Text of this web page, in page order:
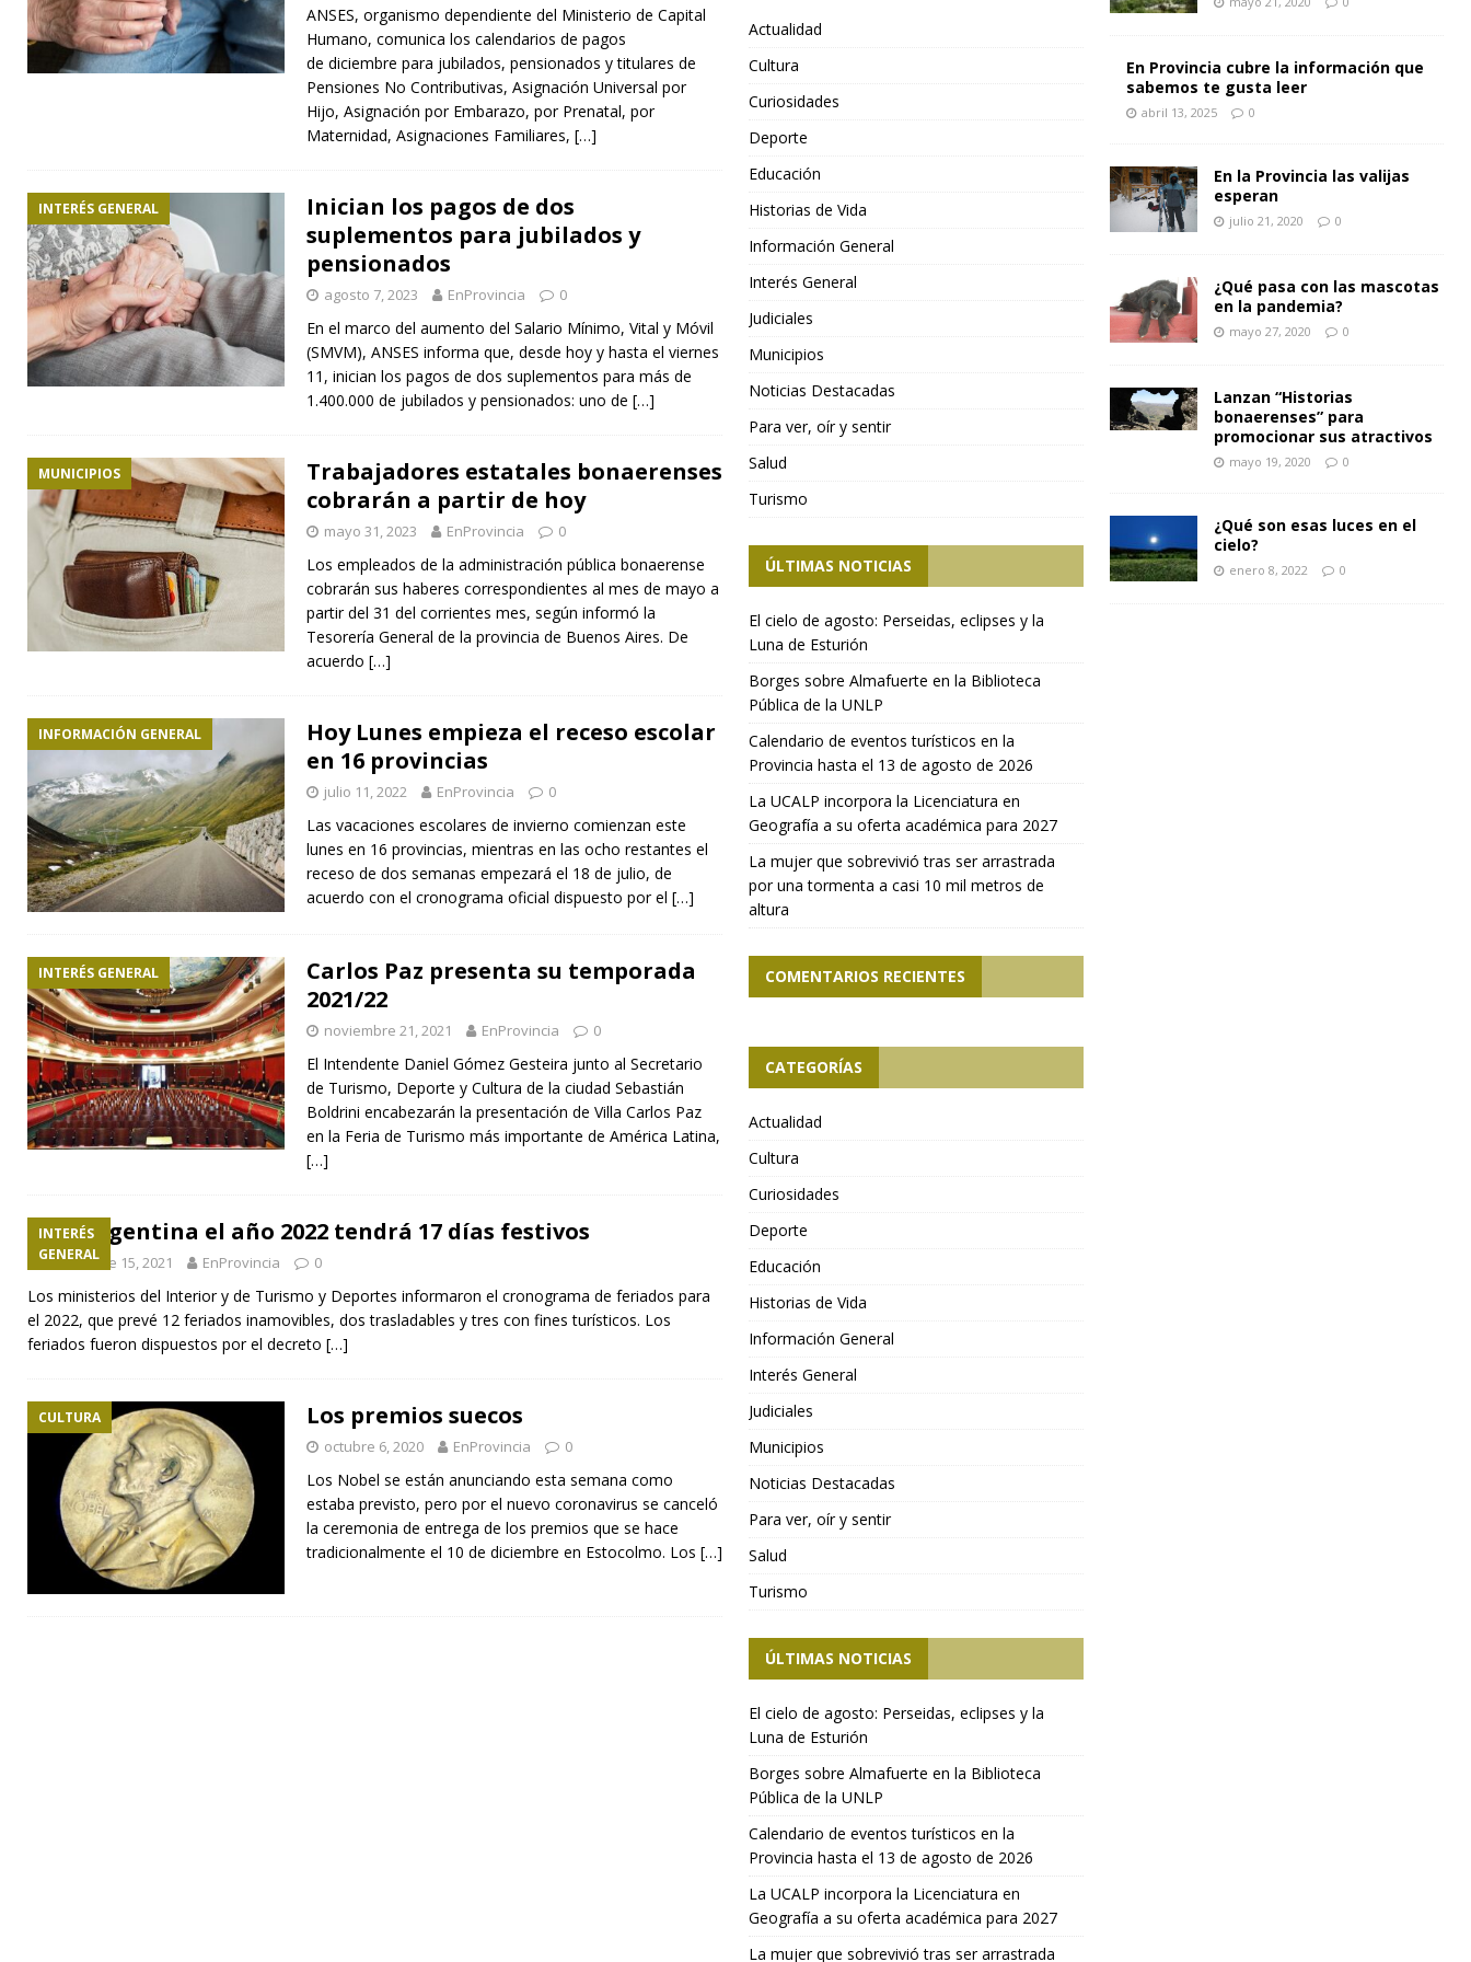
ANSES, organismo dependiente del Ministerio de Capital
Humano, comunica los calendarios de pagos
de diciembre para jubilados, pensionados y titulares de
Pensiones No Contributivas, Asignación Universal por
Hijo, Asignación por Embarazo, por Prenatal, por
Maternidad, Asignaciones Familiares, […]
INTERÉS GENERAL
Inician los pagos de dos
suplementos para jubilados y
pensionados
agosto 7, 2023 EnProvincia 0
En el marco del aumento del Salario Mínimo, Vital y Móvil
(SMVM), ANSES informa que, desde hoy y hasta el viernes
11, inician los pagos de dos suplementos para más de
1.400.000 de jubilados y pensionados: uno de […]
MUNICIPIOS
Trabajadores estatales bonaerenses
cobrarán a partir de hoy
mayo 31, 2023 EnProvincia 0
Los empleados de la administración pública bonaerense
cobrarán sus haberes correspondientes al mes de mayo a
partir del 31 del corrientes mes, según informó la
Tesorería General de la provincia de Buenos Aires. De
acuerdo […]
INFORMACIÓN GENERAL
Hoy Lunes empieza el receso escolar
en 16 provincias
julio 11, 2022 EnProvincia 0
Las vacaciones escolares de invierno comienzan este
lunes en 16 provincias, mientras en las ocho restantes el
receso de dos semanas empezará el 18 de julio, de
acuerdo con el cronograma oficial dispuesto por el […]
INTERÉS GENERAL
Carlos Paz presenta su temporada
2021/22
noviembre 21, 2021 EnProvincia 0
El Intendente Daniel Gómez Gesteira junto al Secretario
de Turismo, Deporte y Cultura de la ciudad Sebastián
Boldrini encabezarán la presentación de Villa Carlos Paz
en la Feria de Turismo más importante de América Latina,
[…]
INTERÉS
GENERAL
En Argentina el año 2022 tendrá 17 días festivos
noviembre 15, 2021 EnProvincia 0
Los ministerios del Interior y de Turismo y Deportes informaron el cronograma de feriados para
el 2022, que prevé 12 feriados inamovibles, dos trasladables y tres con fines turísticos. Los
feriados fueron dispuestos por el decreto […]
CULTURA Los premios suecos
octubre 6, 2020 EnProvincia 0
Los Nobel se están anunciando esta semana como
estaba previsto, pero por el nuevo coronavirus se canceló
la ceremonia de entrega de los premios que se hace
tradicionalmente el 10 de diciembre en Estocolmo. Los […]
Actualidad
Cultura
Curiosidades
Deporte
Educación
Historias de Vida
Información General
Interés General
Judiciales
Municipios
Noticias Destacadas
Para ver, oír y sentir
Salud
Turismo
ÚLTIMAS NOTICIAS
El cielo de agosto: Perseidas, eclipses y la
Luna de Esturión
Borges sobre Almafuerte en la Biblioteca
Pública de la UNLP
Calendario de eventos turísticos en la
Provincia hasta el 13 de agosto de 2026
La UCALP incorpora la Licenciatura en
Geografía a su oferta académica para 2027
La mujer que sobrevivió tras ser arrastrada
por una tormenta a casi 10 mil metros de
altura
COMENTARIOS RECIENTES
CATEGORÍAS
Actualidad
Cultura
Curiosidades
Deporte
Educación
Historias de Vida
Información General
Interés General
Judiciales
Municipios
Noticias Destacadas
Para ver, oír y sentir
Salud
Turismo
ÚLTIMAS NOTICIAS
El cielo de agosto: Perseidas, eclipses y la
Luna de Esturión
Borges sobre Almafuerte en la Biblioteca
Pública de la UNLP
Calendario de eventos turísticos en la
Provincia hasta el 13 de agosto de 2026
La UCALP incorpora la Licenciatura en
Geografía a su oferta académica para 2027
La mujer que sobrevivió tras ser arrastrada
En Provincia cubre la información que
sabemos te gusta leer
abril 13, 2025 0
En la Provincia las valijas
esperan
julio 21, 2020 0
¿Qué pasa con las mascotas
en la pandemia?
mayo 27, 2020 0
Lanzan “Historias
bonaerenses” para
promocionar sus atractivos
mayo 19, 2020 0
¿Qué son esas luces en el
cielo?
enero 8, 2022 0